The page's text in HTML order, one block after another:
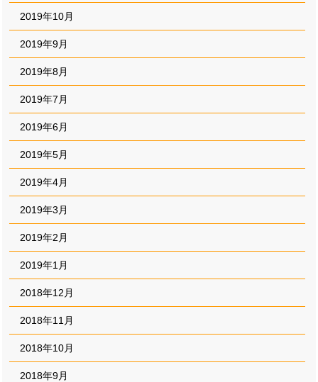
2019年10月
2019年9月
2019年8月
2019年7月
2019年6月
2019年5月
2019年4月
2019年3月
2019年2月
2019年1月
2018年12月
2018年11月
2018年10月
2018年9月